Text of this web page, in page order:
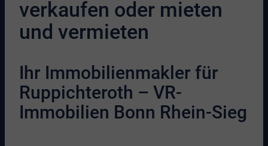
verkaufen oder mieten
und vermieten
Ihr Immobilienmakler für
Ruppichteroth – VR-
Immobilien Bonn Rhein-Sieg